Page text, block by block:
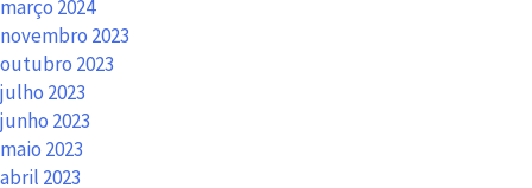
março 2024
novembro 2023
outubro 2023
julho 2023
junho 2023
maio 2023
abril 2023